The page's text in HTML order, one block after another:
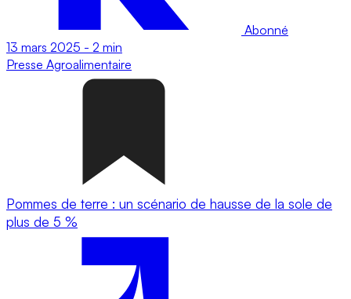
Abonné
13 mars 2025 - 2 min
Presse Agroalimentaire
Pommes de terre : un scénario de hausse de la sole de
plus de 5 %